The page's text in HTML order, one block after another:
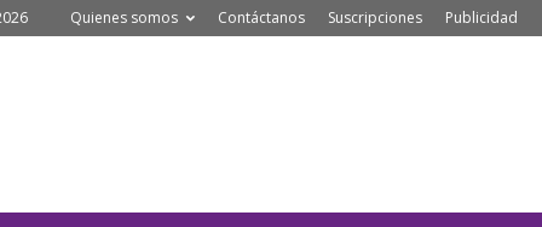
Quienes somos Contáctanos Suscripciones Publicidad